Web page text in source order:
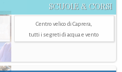
SCUOLE & CORSI
Centro velico di Caprera,
tutti i segreti di acqua e vento